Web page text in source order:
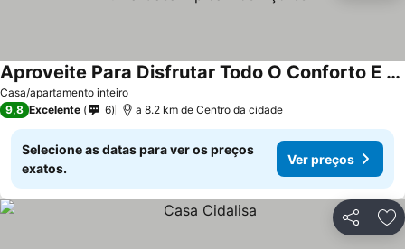
Casa/apartamento inteiro
Aproveite Para Disfrutar Todo O Conforto E Sossego Numa Casa Típica Dos Açores
Ver preços
9,8 Excelente 6 a 8.2 km de Centro da cidade
Selecione as datas para ver os preços
exatos.
Ver preços
Partilhar